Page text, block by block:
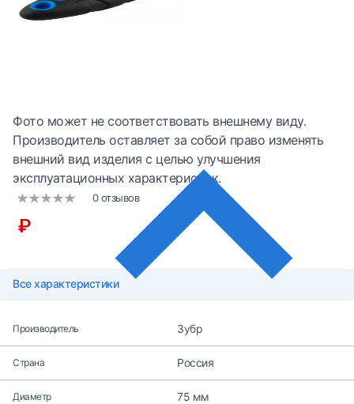
Фото может не соответствовать внешнему виду.
Производитель оставляет за собой право изменять
внешний вид изделия с целью улучшения
эксплуатационных характеристик.
0 отзывов
₽
Все характеристики
Производитель Зубр
Страна Россия
Диаметр 75 мм